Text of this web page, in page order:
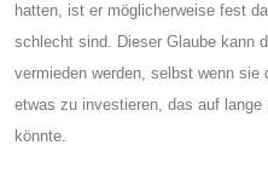
hatten, ist er möglicherweise fest
schlecht sind. Dieser Glaube kann
vermieden werden, selbst wenn
etwas zu investieren, das auf
könnte.